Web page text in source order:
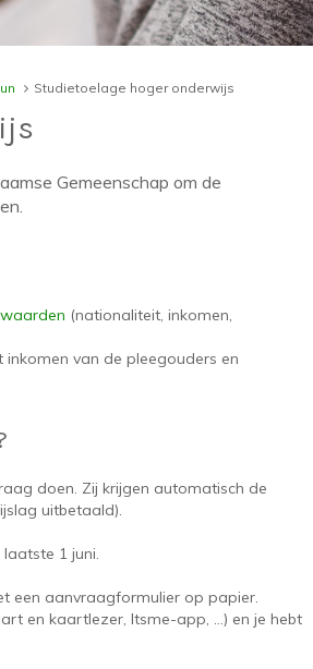
Studietoelage hoger onderwijs
Gemeenschap om de
(nationaliteit, inkomen,
van de pleegouders en
doen. Zij krijgen automatisch de
uitbetaald).
1 juni.
een aanvraagformulier op papier.
en kaartlezer, Itsme-app, …) en je hebt